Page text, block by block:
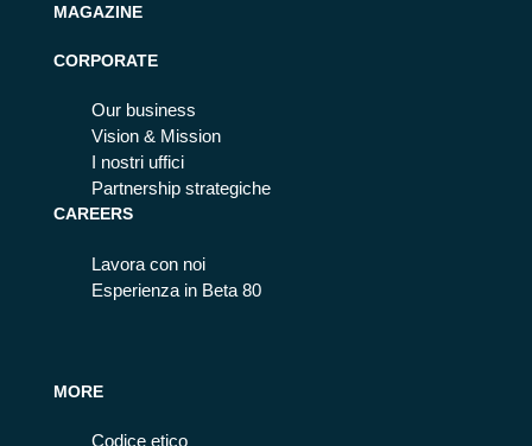
MAGAZINE
CORPORATE
Our business
Vision & Mission
I nostri uffici
Partnership strategiche
CAREERS
Lavora con noi
Esperienza in Beta 80
MORE
Codice etico